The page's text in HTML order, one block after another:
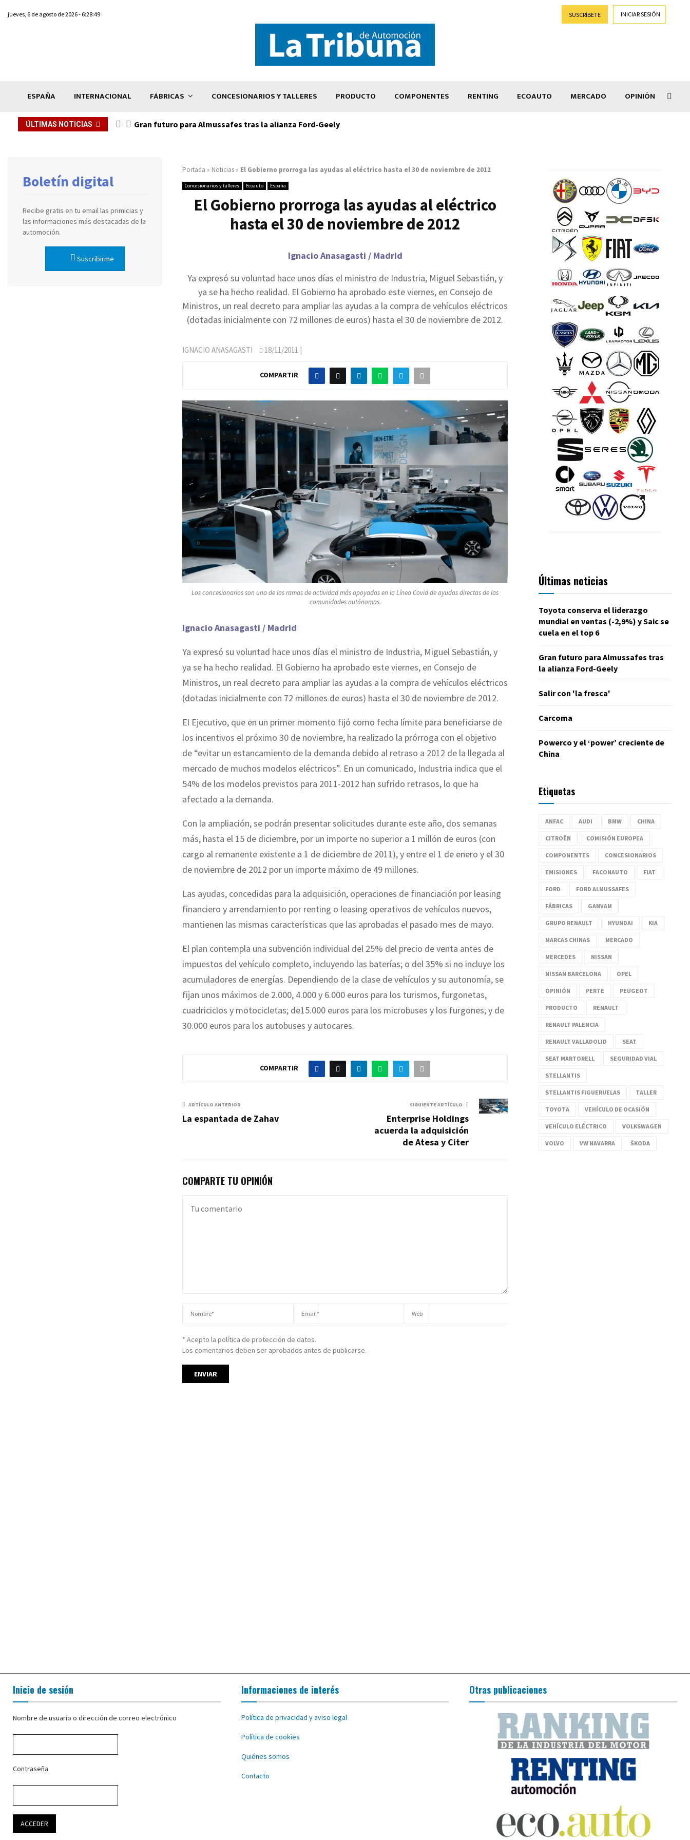
jueves, 6 de agosto de 2026 - 6:28:49 SUSCRÍBETE INICIAR SESIÓN
ESPAÑA INTERNACIONAL FÁBRICAS CONCESIONARIOS Y TALLERES PRODUCTO COMPONENTES RENTING ECOAUTO MERCADO OPINIÓN
ÚLTIMAS NOTICIAS Gran futuro para Almussafes tras la alianza Ford-Geely
Portada » Noticias » El Gobierno prorroga las ayudas al eléctrico hasta el 30 de noviembre de 2012
Concesionarios y talleres Ecoauto España
El Gobierno prorroga las ayudas al eléctrico
hasta el 30 de noviembre de 2012
Ignacio Anasagasti / Madrid
Ya expresó su voluntad hace unos días el ministro de Industria, Miguel Sebastián, y
ya se ha hecho realidad. El Gobierno ha aprobado este viernes, en Consejo de
Ministros, un real decreto para ampliar las ayudas a la compra de vehículos eléctricos
(dotadas inicialmente con 72 millones de euros) hasta el 30 de noviembre de 2012.
IGNACIO ANASAGASTI 18/11/2011 |
COMPARTIR
Los concesionarios son una de las ramas de actividad más apoyadas en la Línea Covid de ayudas directas de las
comunidades autónomas.
Ignacio Anasagasti / Madrid
Ya expresó su voluntad hace unos días el ministro de Industria, Miguel Sebastián, y
ya se ha hecho realidad. El Gobierno ha aprobado este viernes, en Consejo de
Ministros, un real decreto para ampliar las ayudas a la compra de vehículos eléctricos
(dotadas inicialmente con 72 millones de euros) hasta el 30 de noviembre de 2012.
El Ejecutivo, que en un primer momento fijó como fecha límite para beneficiarse de
los incentivos el próximo 30 de noviembre, ha realizado la prórroga con el objetivo
de “evitar un estancamiento de la demanda debido al retraso a 2012 de la llegada al
mercado de muchos modelos eléctricos”. En un comunicado, Industria indica que el
54% de los modelos previstos para 2011-2012 han sufrido retrasos, lo que ha
afectado a la demanda.
Con la ampliación, se podrán presentar solicitudes durante este año, dos semanas
más, hasta el 15 de diciembre, por un importe no superior a 1 millón de euros (con
cargo al remanente existente a 1 de diciembre de 2011), y entre el 1 de enero y el 30
de noviembre de 2012 por un importe máximo de 49 millones.
Las ayudas, concedidas para la adquisición, operaciones de financiación por leasing
financiero y arrendamiento por renting o leasing operativos de vehículos nuevos,
mantienen las mismas características que las aprobadas el pasado mes de mayo.
El plan contempla una subvención individual del 25% del precio de venta antes de
impuestos del vehículo completo, incluyendo las baterías; o del 35% si no incluye los
acumuladores de energías. Dependiendo de la clase de vehículos y su autonomía, se
fijan unos máximos de 2.000, 4.000 y 6.000 euros para los turismos, furgonetas,
cuadriciclos y motocicletas; de15.000 euros para los microbuses y los furgones; y de
30.000 euros para los autobuses y autocares.
COMPARTIR
ARTÍCULO ANTERIOR
La espantada de Zahav
SIGUIENTE ARTÍCULO
Enterprise Holdings
acuerda la adquisición
de Atesa y Citer
COMPARTE TU OPINIÓN
* Acepto la política de protección de datos.
Los comentarios deben ser aprobados antes de publicarse.
Boletín digital
Recibe gratis en tu email las primicias y
las informaciones más destacadas de la
automoción.
Suscribirme
Últimas noticias
Toyota conserva el liderazgo
mundial en ventas (-2,9%) y Saic se
cuela en el top 6
Gran futuro para Almussafes tras
la alianza Ford-Geely
Salir con 'la fresca'
Carcoma
Powerco y el ‘power’ creciente de
China
Etiquetas
ANFAC AUDI BMW CHINA
CITROËN COMISIÓN EUROPEA
COMPONENTES CONCESIONARIOS
EMISIONES FACONAUTO FIAT
FORD FORD ALMUSSAFES
FÁBRICAS GANVAM
GRUPO RENAULT HYUNDAI KIA
MARCAS CHINAS MERCADO
MERCEDES NISSAN
NISSAN BARCELONA OPEL
OPINIÓN PERTE PEUGEOT
PRODUCTO RENAULT
RENAULT PALENCIA
RENAULT VALLADOLID SEAT
SEAT MARTORELL SEGURIDAD VIAL
STELLANTIS
STELLANTIS FIGUERUELAS TALLER
TOYOTA VEHÍCULO DE OCASIÓN
VEHÍCULO ELÉCTRICO VOLKSWAGEN
VOLVO VW NAVARRA ŠKODA
Inicio de sesión
Nombre de usuario o dirección de correo electrónico
Contraseña
Informaciones de interés
Política de privacidad y aviso legal
Política de cookies
Quiénes somos
Contacto
Otras publicaciones